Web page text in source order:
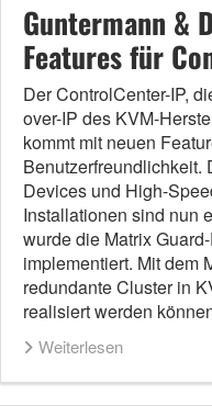
Guntermann &
Features für
Der ControlCenter-IP,
over-IP des KVM-
kommt mit neuen
Benutzerfreundlichkeit.
Devices und High-
Installationen sind nun
wurde die Matrix
implementiert. Mit dem
redundante Cluster in
realisiert werden
Weiterlesen